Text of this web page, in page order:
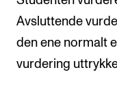
Avsluttende
den ene normalt
vurdering